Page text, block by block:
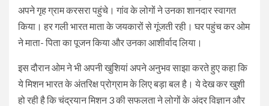
अपने गृह ग्राम करसरा पहुंचे। गांव के लोगों ने उनका शानदार स्वागत
किया। हर गली भारत माता के जयकारों से गूंजती रही। घर पहुंच कर ओम
ने माता- पिता का पूजन किया और उनका आशीर्वाद लिया।
इस दौरान ओम ने भी अपनी खुशियां अपने अनुभव साझा करते हुए कहा कि
ये मिशन भारत के अंतरिक्ष प्रोग्राम के लिए बड़ा बल है। ये देख कर खुशी
हो रही है कि चंद्रयान मिशन 3 की सफलता ने लोगों के अंदर विज्ञान और